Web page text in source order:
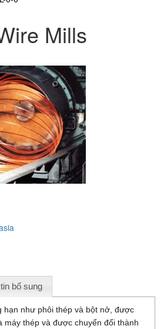
Mills
bổ sung
hạn như phôi thép và bột nở, được
máy thép và được chuyển đổi thành